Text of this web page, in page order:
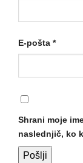
E-pošta *
Shrani moje
naslednjič, ko